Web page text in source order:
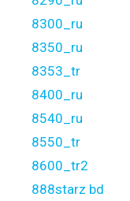
8300_ru
8350_ru
8353_tr
8400_ru
8540_ru
8550_tr
8600_tr2
888starz bd